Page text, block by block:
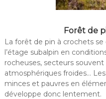
Forêt de
La forêt de pin à crochets
l’étage subalpin en
rocheuses, secteurs
atmosphériques froides…
minces et pauvres en
développe donc lentement.